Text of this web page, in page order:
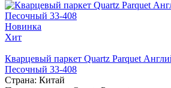
Новинка
Хит
Кварцевый паркет Quartz Parquet
Песочный 33-408
Страна: Китай